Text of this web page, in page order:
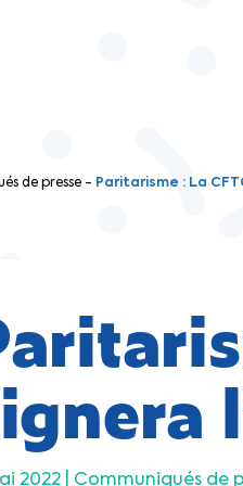
de presse - Paritarisme : La
2022 | Communiqués de